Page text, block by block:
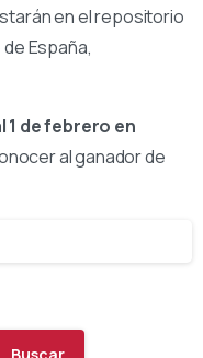
en el repositorio
España,
1 de febrero en
al ganador de